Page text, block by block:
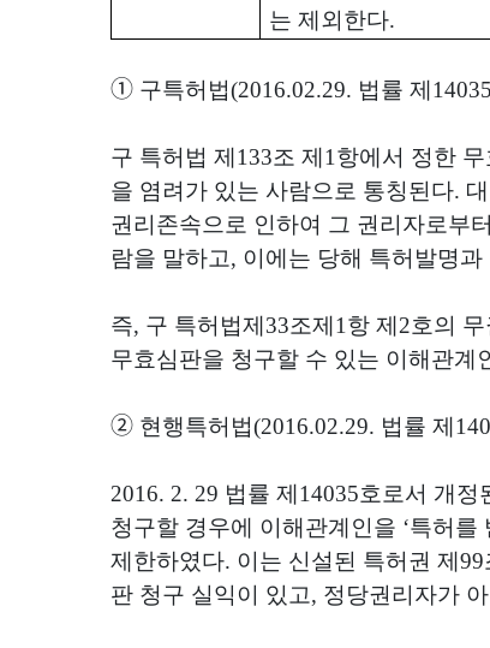
는 제외한다.
➀ 구특허법(2016.02.29. 법률 제 14035
구 특허법 제 133조 제 1 항에서 정한
을 염려가 있는 사람으로 통칭된다.
권리존속으로 인하여 그 권리자로부
람을 말하고, 이에는 당해 특허발명
즉, 구 특허법제 33조제 1 항 제 2호의
무효심판을 청구할 수 있는 이해관계
➁ 현행특허법(2016.02.29. 법률 제
2016. 2. 29 법률 제 14035호로서 개정
청구할 경우에 이해관계인을 ‘특허를
제한하였다. 이는 신설된 특허권 제 99
판 청구 실익이 있고, 정당권리자가